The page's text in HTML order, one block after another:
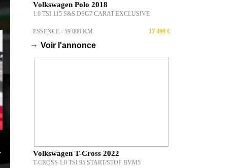
Volkswagen Polo 2018
1.0 TSI 115 S&S DSG7 CARAT EXCLUSIVE
ESSENCE - 59 000 KM 17 499 €
→ Voir l'annonce
Volkswagen T-Cross 2022
T-CROSS 1.0 TSI 95 START/STOP BVM5